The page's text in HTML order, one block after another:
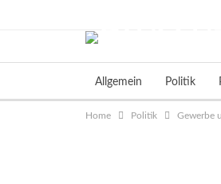
Allgemein Politik
Home Politik Gewerbe